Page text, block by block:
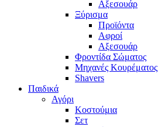
Αξεσουάρ
Ξύρισμα
Προϊόντα
Αφροί
Αξεσουάρ
Φροντίδα Σώματος
Μηχανές Κουρέματος
Shavers
Παιδικά
Αγόρι
Κοστούμια
Σετ